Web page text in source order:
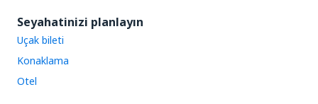
Seyahatinizi planlayın
Uçak bileti
Konaklama
Otel